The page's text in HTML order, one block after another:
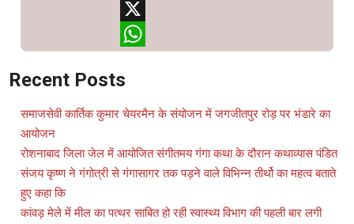
Telegram
X
Recent Posts
समाजसेवी कार्तिक कुमार चेयरमैन के संयोजन में जगजीतपुर रोड़ पर भंडारे का
आयोजन
रोशनाबाद जिला जेल में आयोजित संगीतमय गंगा कथा के दौरान कथाव्यास पंडित
संजय कृष्ण ने गंगोत्री से गंगासागर तक पड़ने वाले विभिन्न तीर्थो का महत्व बताते
हुए कहा कि
कांवड़ मेले में मील का पत्थर साबित हो रही स्वास्थ्य विभाग की पहली बार लगी